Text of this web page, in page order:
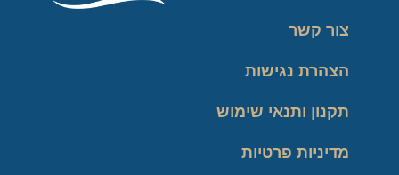
צור קשר
הצהרת נגישות
תקנון ותנאי שימוש
מדיניות פרטיות